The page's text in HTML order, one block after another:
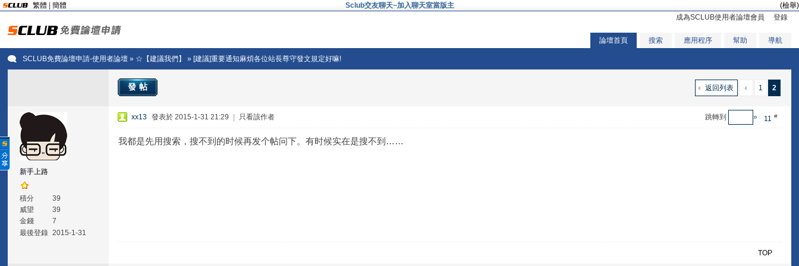
繁體 簡體 Sclub交友聊天~加入聊天室當版主
(檢舉)
成為SCLUB使用者論壇會員
登錄
論壇首頁 搜索 應用程序 幫助 導航
SCLUB免費論壇申請-使用者論壇 » ☆【建議我們】 » [建議]重要通知麻煩各位站長尊守發文規定好嘛!
1 2
返回列表
發帖
新手上路
積分
39
威望
39
金錢
7
最後登錄 2015-1-31
11 #
跳轉到 »
xx13 發表於 2015-1-31 21:29 只看該作者
我都是先用搜索，搜不到的时候再发个帖问下。有时候实在是搜不到……
TOP